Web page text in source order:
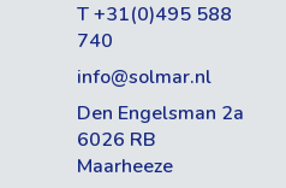
T +31(0)495 588
740
info@solmar.nl
Den Engelsman 2a
6026 RB
Maarheeze